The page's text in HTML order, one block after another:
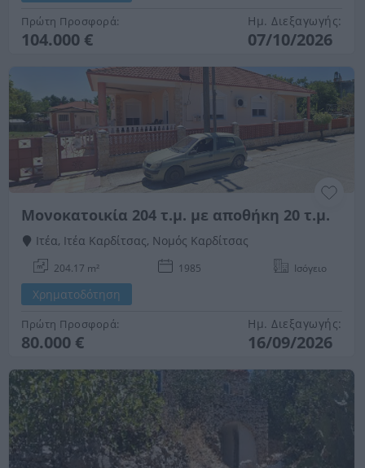
Πρώτη Προσφορά:
104.000 €
Ημ. Διεξαγωγής:
07/10/2026
Μονοκατοικία 204 τ.μ. με αποθήκη 20 τ.μ.
Ιτέα, Ιτέα Καρδίτσας, Νομός Καρδίτσας
204.17 m² 1985 Ισόγειο
Χρηματοδότηση
Πρώτη Προσφορά:
80.000 €
Ημ. Διεξαγωγής:
16/09/2026